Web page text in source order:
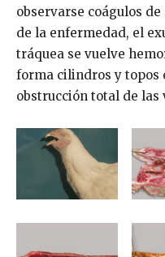
observarse coágulos
de la enfermedad, el
tráquea se vuelve
forma cilindros y topos
obstrucción total de